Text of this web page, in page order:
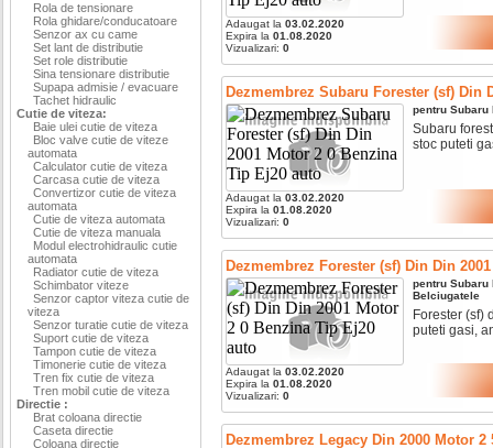
Rola de tensionare
Rola ghidare/conducatoare
Senzor ax cu came
Set lant de distributie
Set role distributie
Sina tensionare distributie
Supapa admisie / evacuare
Tachet hidraulic
Cutie de viteza:
Baie ulei cutie de viteza
Bloc valve cutie de viteze
automata
Calculator cutie de viteza
Carcasa cutie de viteza
Convertizor cutie de viteza
automata
Cutie de viteza automata
Cutie de viteza manuala
Modul electrohidraulic cutie
automata
Radiator cutie de viteza
Schimbator viteze
Senzor captor viteza cutie de
viteza
Senzor turatie cutie de viteza
Suport cutie de viteza
Tampon cutie de viteza
Timonerie cutie de viteza
Tren fix cutie de viteza
Tren mobil cutie de viteza
Directie :
Brat coloana directie
Caseta directie
Coloana directie
Adaugat la 03.02.2020
Expira la 01.08.2020
Vizualizari: 0
Dezmembrez Subaru Forester (sf) Din
Adaugat la 03.02.2020
Expira la 01.08.2020
Vizualizari: 0
pentru Subaru
Subaru
stoc puteti
Dezmembrez Forester (sf) Din Din
Adaugat la 03.02.2020
Expira la 01.08.2020
Vizualizari: 0
pentru Subaru
Belciugatele
Forester (sf)
puteti gasi,
Dezmembrez Legacy Din 2000 Motor 2